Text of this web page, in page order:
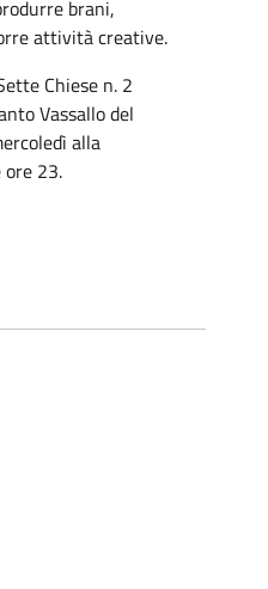
brani,
attività creative.
Chiese n. 2
Vassallo del
alla
23.